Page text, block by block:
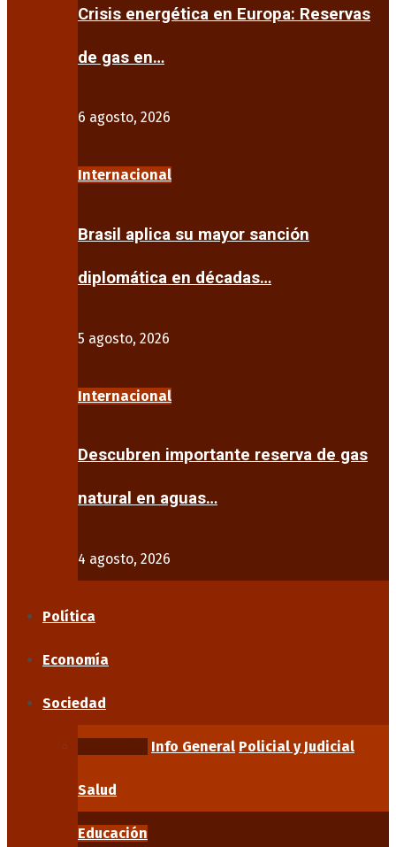
Crisis energética en Europa: Reservas
de gas en…
6 agosto, 2026
Internacional
Brasil aplica su mayor sanción
diplomática en décadas…
5 agosto, 2026
Internacional
Descubren importante reserva de gas
natural en aguas…
4 agosto, 2026
Política
Economía
Sociedad
Info General Policial y Judicial
Salud
Educación